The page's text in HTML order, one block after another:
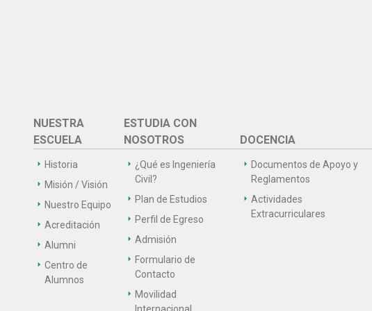
NUESTRA
ESCUELA
Historia
Misión / Visión
Nuestro Equipo
Acreditación
Alumni
Centro de
Alumnos
ESTUDIA CON
NOSOTROS
¿Qué es Ingeniería
Civil?
Plan de Estudios
Perfil de Egreso
Admisión
Formulario de
Contacto
Movilidad
DOCENCIA
Documentos de Apoyo y
Reglamentos
Actividades
Extracurriculares